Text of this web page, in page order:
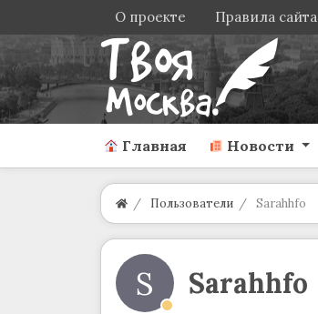
О проекте Правила сайта
Главная Новости
Пользователи Sarahhfo
S Sarahhfo